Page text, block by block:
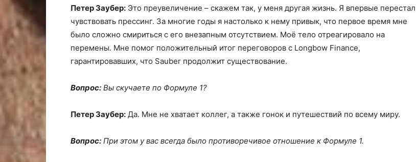
Петер Заубер: Это преувеличение – скажем так, у меня другая жизнь. Я впервые перестал
чувствовать прессинг. За многие годы я настолько к нему привык, что первое время мне
было сложно смириться с его внезапным отсутствием. Моё тело отреагировало на
перемены. Мне помог положительный итог переговоров с Longbow Finance,
гарантировавших, что Sauber продолжит существование.
Вопрос: Вы скучаете по Формуле 1?
Петер Заубер: Да. Мне не хватает коллег, а также гонок и путешествий по всему миру.
Вопрос: При этом у вас всегда было противоречивое отношение к Формуле 1.